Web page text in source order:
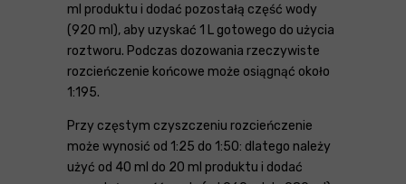
ml produktu i dodać pozostałą część wody
(920 ml), aby uzyskać 1 L gotowego do użycia
roztworu. Podczas dozowania rzeczywiste
rozcieńczenie końcowe może osiągnąć około
1:195.
Przy częstym czyszczeniu rozcieńczenie
może wynosić od 1:25 do 1:50: dlatego należy
użyć od 40 ml do 20 ml produktu i dodać